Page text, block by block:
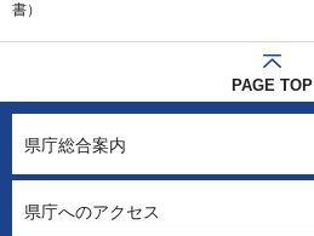
書）
PAGE TOP
県庁総合案内
県庁へのアクセス